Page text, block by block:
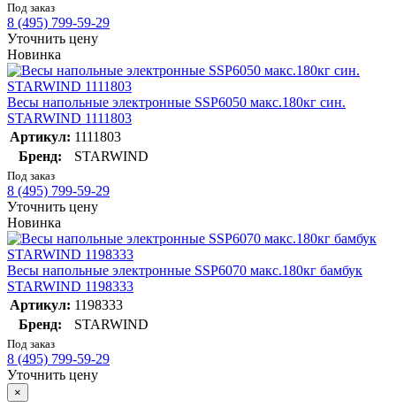
Под заказ
8 (495) 799-59-29
Уточнить цену
Новинка
Весы напольные электронные SSP6050 макс.180кг син.
STARWIND 1111803
Артикул: 1111803
Бренд:
STARWIND
Под заказ
8 (495) 799-59-29
Уточнить цену
Новинка
Весы напольные электронные SSP6070 макс.180кг бамбук
STARWIND 1198333
Артикул: 1198333
Бренд:
STARWIND
Под заказ
8 (495) 799-59-29
Уточнить цену
×